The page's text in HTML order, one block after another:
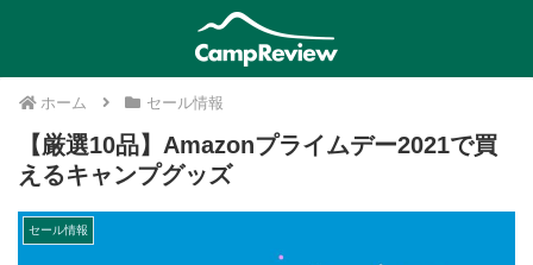
ホーム セール情報
【厳選10品】Amazonプライムデー2021で買
えるキャンプグッズ
セール情報